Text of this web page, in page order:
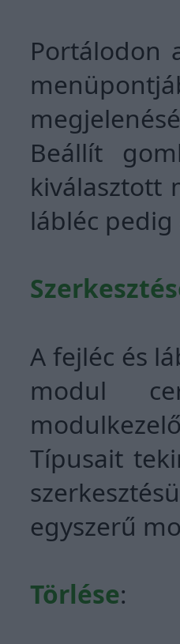
Portálodon
Beállít
kiválasztott
lábléc
A fejléc és
modul
Típusait
egyszerű
Törlése: